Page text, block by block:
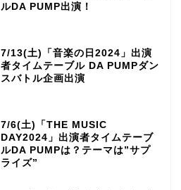
ルDA PUMP出演！
7/13(土)「音楽の日2024」出演
者タイムテーブル DA PUMPダン
スバトル企画出演
7/6(土)「THE MUSIC
DAY2024」出演者タイムテーブ
ルDA PUMPは？テーマは”サプ
ライズ”